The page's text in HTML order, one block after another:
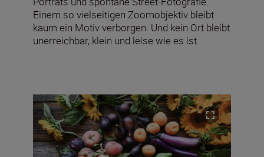
Einem so vielseitigen Zoomobjektiv bleibt
kaum ein Motiv verborgen. Und kein Ort bleibt
unerreichbar, klein und leise wie es ist.